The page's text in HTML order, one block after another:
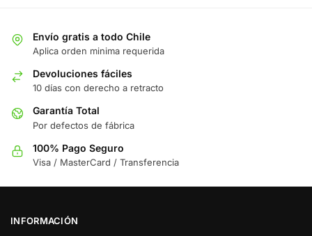
Envío gratis a todo Chile
Aplica orden minima requerida
Devoluciones fáciles
10 días con derecho a retracto
Garantía Total
Por defectos de fábrica
100% Pago Seguro
Visa / MasterCard / Transferencia
INFORMACIÓN